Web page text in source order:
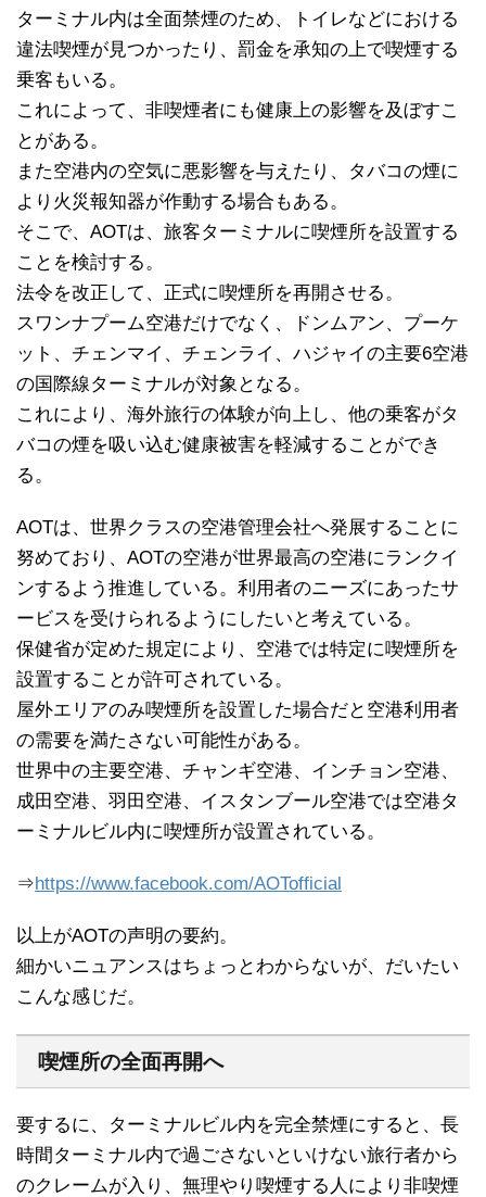
ターミナル内は全面禁煙のため、トイレなどにおける
違法喫煙が見つかったり、罰金を承知の上で喫煙する
乗客もいる。
これによって、非喫煙者にも健康上の影響を及ぼすこ
とがある。
また空港内の空気に悪影響を与えたり、タバコの煙に
より火災報知器が作動する場合もある。
そこで、AOTは、旅客ターミナルに喫煙所を設置する
ことを検討する。
法令を改正して、正式に喫煙所を再開させる。
スワンナプーム空港だけでなく、ドンムアン、プーケ
ット、チェンマイ、チェンライ、ハジャイの主要6空港
の国際線ターミナルが対象となる。
これにより、海外旅行の体験が向上し、他の乗客がタ
バコの煙を吸い込む健康被害を軽減することができ
る。
AOTは、世界クラスの空港管理会社へ発展することに
努めており、AOTの空港が世界最高の空港にランクイ
ンするよう推進している。利用者のニーズにあったサ
ービスを受けられるようにしたいと考えている。
保健省が定めた規定により、空港では特定に喫煙所を
設置することが許可されている。
屋外エリアのみ喫煙所を設置した場合だと空港利用者
の需要を満たさない可能性がある。
世界中の主要空港、チャンギ空港、インチョン空港、
成田空港、羽田空港、イスタンブール空港では空港タ
ーミナルビル内に喫煙所が設置されている。
⇒https://www.facebook.com/AOTofficial
以上がAOTの声明の要約。
細かいニュアンスはちょっとわからないが、だいたい
こんな感じだ。
喫煙所の全面再開へ
要するに、ターミナルビル内を完全禁煙にすると、長
時間ターミナル内で過ごさないといけない旅行者から
のクレームが入り、無理やり喫煙する人により非喫煙